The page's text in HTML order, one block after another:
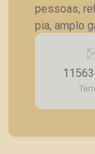
pessoas,
pia, amplo
pé direito 9m.